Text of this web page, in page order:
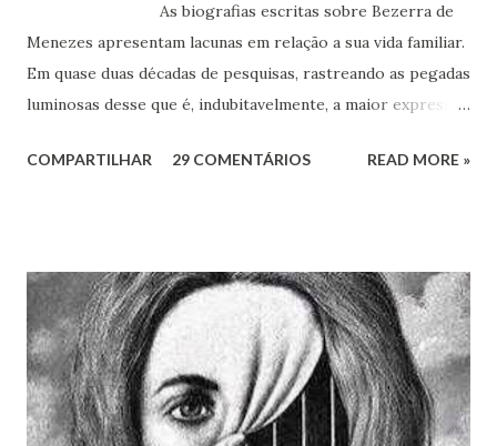
As biografias escritas sobre Bezerra de
Menezes apresentam lacunas em relação a sua vida familiar.
Em quase duas décadas de pesquisas, rastreando as pegadas
luminosas desse que é, indubitavelmente, a maior expressão
documentos que nos permitem esclarecer um pouco mais
Damas Martins e, particularmente, da querida amiga Lúcia
Bezerra, sobrinha-bisneta de Bezerra, residente em
Fortaleza, conseguimos montar a maior parte desse
intricado quebra-cabeças, cujas informações
compartilhamos neste mês em que relembramos os 180
COMPARTILHAR 29 COMENTÁRIOS READ MORE »